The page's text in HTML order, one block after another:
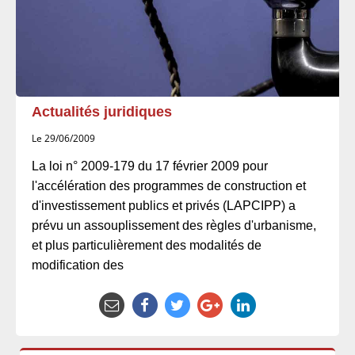
Actualités juridiques
Le 29/06/2009
La loi n° 2009-179 du 17 février 2009 pour
l'accélération des programmes de construction et
d'investissement publics et privés (LAPCIPP) a
prévu un assouplissement des règles d'urbanisme,
et plus particulièrement des modalités de
modification des